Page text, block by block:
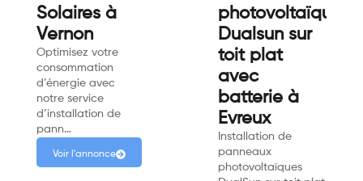
Solaires à
Vernon
Optimisez votre
consommation
d’énergie avec
notre service
d’installation de
pann…
Voir l'annonce
photovoltaïque
Dualsun sur
toit plat
avec
batterie à
Evreux
Installation de
panneaux
photovoltaïques